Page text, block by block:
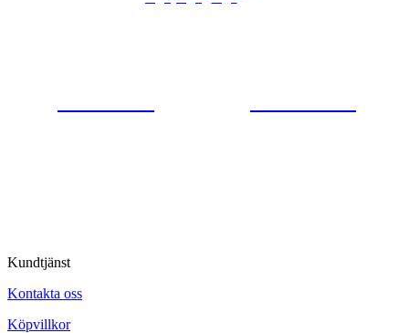
Kundtjänst
Kontakta oss
Köpvillkor